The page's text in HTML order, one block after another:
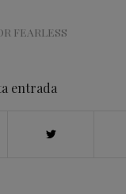
FEARLESS
entrada